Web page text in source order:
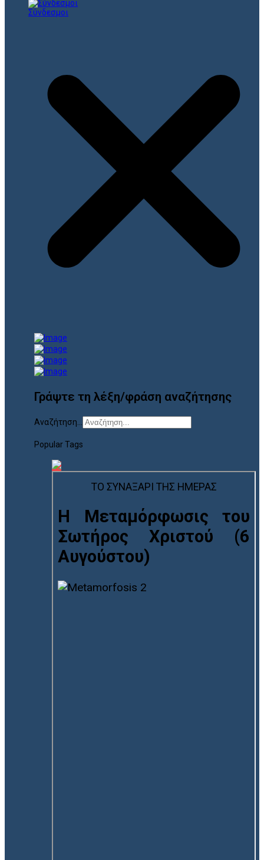
Σύνδεσμοι
Γράψτε τη λέξη/φράση αναζήτησης
Αναζήτηση...
Popular Tags